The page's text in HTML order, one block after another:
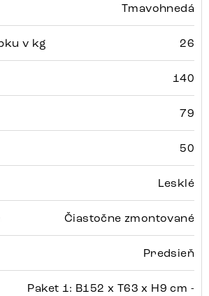
Tmavohnedá
v kg 26
140
79
50
Lesklé
Čiastočne zmontované
Predsieň
Paket 1: B152 x T63 x H9 cm -